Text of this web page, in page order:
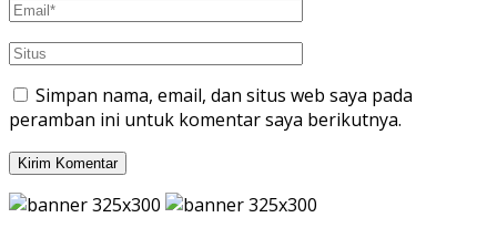
Simpan nama, email, dan situs web saya pada
peramban ini untuk komentar saya berikutnya.